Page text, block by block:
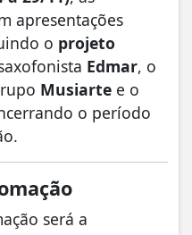
apresentações
o projeto
Edmar, o
Musiarte e o
o período
será a